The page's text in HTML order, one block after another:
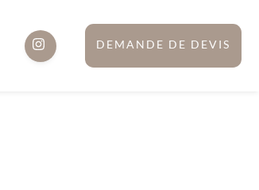
DEMANDE DE DEVIS